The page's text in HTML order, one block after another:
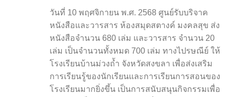
วันที่ 10 พฤศจิกายน พ.ศ. 2568 ศูนย์รับบริจาค
หนังสือและวารสาร ห้องสมุดสตางค์ มงคลสุข ส่ง
หนังสือจำนวน 680 เล่ม และวารสาร จำนวน 20
เล่ม เป็นจำนวนทั้งหมด 700 เล่ม ทางไปรษณีย์ ให้
โรงเรียนบ้านม่วงถ้ำ จังหวัดสงขลา เพื่อส่งเสริม
การเรียนรู้ของนักเรียนและการเรียนการสอนของ
โรงเรียนมากยิ่งขึ้น เป็นการสนับสนุนกิจกรรมเพื่อ